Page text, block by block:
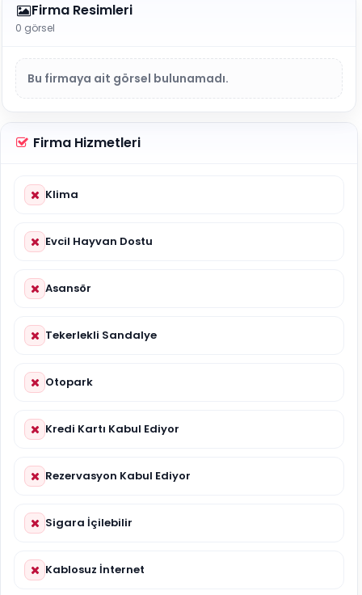
Firma Resimleri
0 görsel
Bu firmaya ait görsel bulunamadı.
Firma Hizmetleri
Klima
Evcil Hayvan Dostu
Asansör
Tekerlekli Sandalye
Otopark
Kredi Kartı Kabul Ediyor
Rezervasyon Kabul Ediyor
Sigara İçilebilir
Kablosuz İnternet